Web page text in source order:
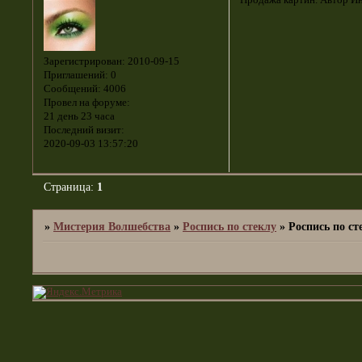
Зарегистрирован: 2010-09-15
Приглашений: 0
Сообщений: 4006
Провел на форуме:
21 день 23 часа
Последний визит:
2020-09-03 13:57:20
Страница: 1
»Мистерия Волшебства »Роспись по стеклу »Роспись по